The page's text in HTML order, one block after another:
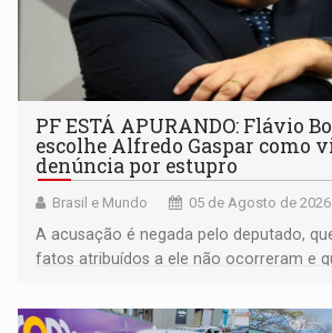
PF ESTÁ APURANDO: Flávio
escolhe Alfredo Gaspar como
denúncia por estupro
Brasil e Mundo 05 de Agosto de
A acusação é negada pelo deputado,
fatos atribuídos a ele não ocorreram e